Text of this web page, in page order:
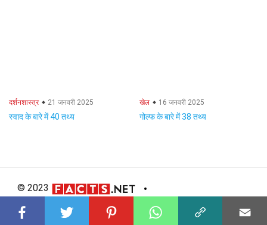
दर्शनशास्त्र 21 जनवरी 2025
स्वाद के बारे में 40 तथ्य
खेल 16 जनवरी 2025
गोल्फ के बारे में 38 तथ्य
© 2023